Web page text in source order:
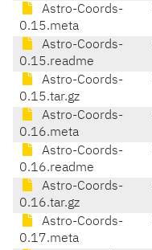
Astro-Coords-
0.15.meta
Astro-Coords-
0.15.readme
Astro-Coords-
0.15.tar.gz
Astro-Coords-
0.16.meta
Astro-Coords-
0.16.readme
Astro-Coords-
0.16.tar.gz
Astro-Coords-
0.17.meta